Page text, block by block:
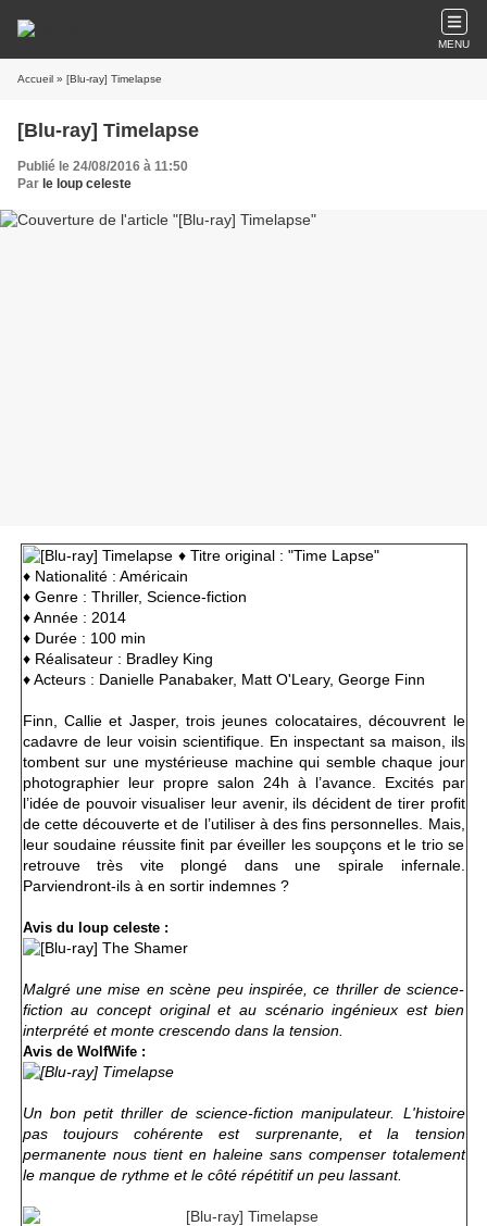
MENU
Accueil » [Blu-ray] Timelapse
[Blu-ray] Timelapse
Publié le 24/08/2016 à 11:50
Par le loup celeste
♦ Titre original : "Time Lapse"
♦ Nationalité : Américain
♦ Genre : Thriller, Science-fiction
♦ Année : 2014
♦ Durée : 100 min
♦ Réalisateur : Bradley King
♦ Acteurs : Danielle Panabaker, Matt O'Leary, George Finn
Finn, Callie et Jasper, trois jeunes colocataires, découvrent le
cadavre de leur voisin scientifique. En inspectant sa maison, ils
tombent sur une mystérieuse machine qui semble chaque jour
photographier leur propre salon 24h à l’avance. Excités par
l’idée de pouvoir visualiser leur avenir, ils décident de tirer profit
de cette découverte et de l’utiliser à des fins personnelles. Mais,
leur soudaine réussite finit par éveiller les soupçons et le trio se
retrouve très vite plongé dans une spirale infernale.
Parviendront-ils à en sortir indemnes ?
Avis du loup celeste :
Malgré une mise en scène peu inspirée, ce thriller de science-
fiction au concept original et au scénario ingénieux est bien
interprété et monte crescendo dans la tension.
Avis de WolfWife :
Un bon petit thriller de science-fiction manipulateur. L'histoire
pas toujours cohérente est surprenante, et la tension
permanente nous tient en haleine sans compenser totalement
le manque de rythme et le côté répétitif un peu lassant.